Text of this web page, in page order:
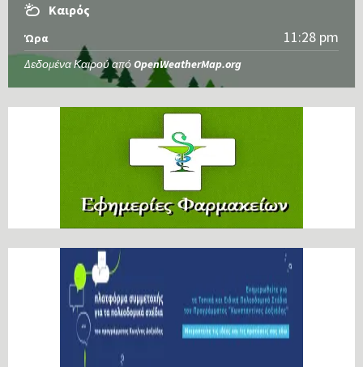
Καιρός
Ώρα 11:28 pm
Δεδομένα Καιρού από OpenWeatherMap.org